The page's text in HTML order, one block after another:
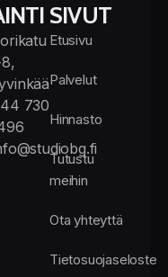
730
SIVUT
Etusivu
Palvelut
Hinnasto
Tutustu
meihin
Ota yhteyttä
Tietosuojaseloste